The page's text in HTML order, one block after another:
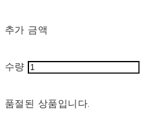
추가 금액
수량
품절된 상품입니다.